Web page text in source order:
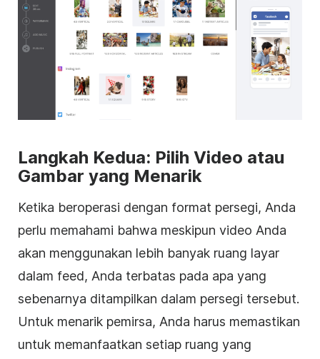
Langkah Kedua: Pilih Video atau
Gambar yang Menarik
Ketika beroperasi dengan format persegi, Anda
perlu memahami bahwa meskipun video Anda
akan menggunakan lebih banyak ruang layar
dalam feed, Anda terbatas pada apa yang
sebenarnya ditampilkan dalam persegi tersebut.
Untuk menarik pemirsa, Anda harus memastikan
untuk memanfaatkan setiap ruang yang